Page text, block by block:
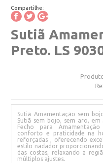
Compartilhe:
Sutiã
Preto. LS
Sutiã Amamentação sem
Sutiã sem bojo, sem aro,
Fecho para
conforto e praticidade na
reforçadas , oferecendo
estilo nadador
das costas, relaxando a
múltiplos ajustes.